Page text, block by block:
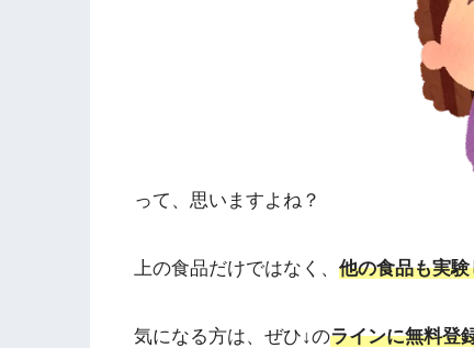
って、思いますよね？
上の食品だけではなく、 他の食品も実
気になる方は、ぜひ↓のラインに無料登